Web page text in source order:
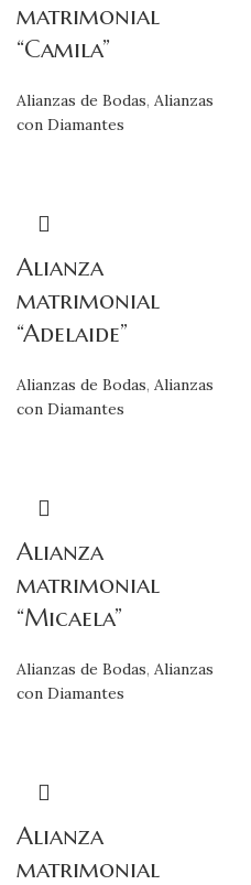
matrimonial
“Camila”
Alianzas de Bodas, Alianzas
con Diamantes
Alianza
matrimonial
“Adelaide”
Alianzas de Bodas, Alianzas
con Diamantes
Alianza
matrimonial
“Micaela”
Alianzas de Bodas, Alianzas
con Diamantes
Alianza
matrimonial